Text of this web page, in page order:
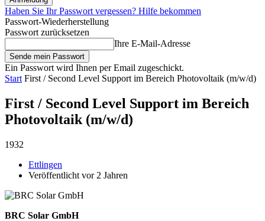
Haben Sie Ihr Passwort vergessen? Hilfe bekommen
Passwort-Wiederherstellung
Passwort zurücksetzen
Ihre E-Mail-Adresse
Ein Passwort wird Ihnen per Email zugeschickt.
Start First / Second Level Support im Bereich Photovoltaik (m/w/d)
First / Second Level Support im Bereich
Photovoltaik (m/w/d)
1932
Ettlingen
Veröffentlicht vor 2 Jahren
BRC Solar GmbH